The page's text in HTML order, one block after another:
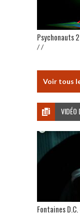
Psychonauts
/ /
Voir tous
VIDÉO
Fontaines